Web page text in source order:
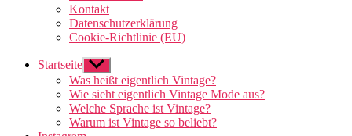
Kontakt
Datenschutzerklärung
Cookie-Richtlinie (EU)
Startseite Untermenü
anzeigen
Was heißt eigentlich Vintage?
Wie sieht eigentlich Vintage Mode aus?
Welche Sprache ist Vintage?
Warum ist Vintage so beliebt?